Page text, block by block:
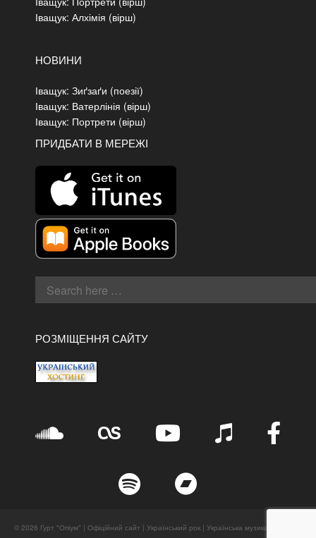
Іващук: Алхімія (вірш)
НОВИНИ
Іващук: Зиґзаґи (поезії)
Іващук: Ватерлінія (вірш)
Іващук: Портрети (вірш)
ПРИДБАТИ В МЕРЕЖІ
РОЗМІЩЕННЯ САЙТУ
© 2026 Гурт "Опіум" | Офіційний сайт | Український рок | Українська музика. All Rights